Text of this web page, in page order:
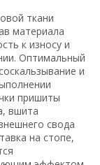
ткани
материала
к износу и
Оптимальный
и
пришиты
вшита
свода
на стопе,